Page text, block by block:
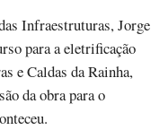
Infraestruturas, Jorge
para a eletrificação
e Caldas da Rainha,
da obra para o